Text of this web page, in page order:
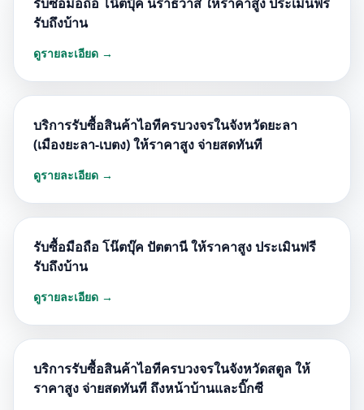
รับถึงบ้าน
ดูรายละเอียด →
บริการรับซื้อสินค้าไอทีครบวงจรในจังหวัดยะลา
(เมืองยะลา-เบตง) ให้ราคาสูง จ่ายสดทันที
ดูรายละเอียด →
รับซื้อมือถือ โน๊ตบุ๊ค ปัตตานี ให้ราคาสูง ประเมินฟรี
รับถึงบ้าน
ดูรายละเอียด →
บริการรับซื้อสินค้าไอทีครบวงจรในจังหวัดสตูล ให้
ราคาสูง จ่ายสดทันที ถึงหน้าบ้านและบิ๊กซี